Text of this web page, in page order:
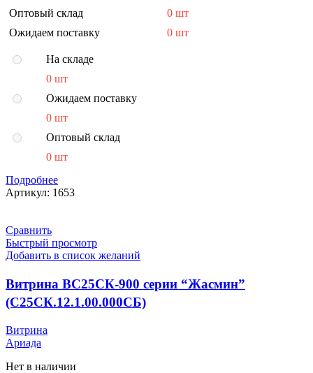
Оптовый склад
0 шт
Ожидаем поставку
0 шт
На складе
0 шт
Ожидаем поставку
0 шт
Оптовый склад
0 шт
Подробнее
Артикул: 1653
Сравнить
Быстрый просмотр
Добавить в список желаний
Витрина ВС25СК-900 серии “Жасмин”
(С25СК.12.1.00.000СБ)
Витрина
Ариада
Нет в наличии